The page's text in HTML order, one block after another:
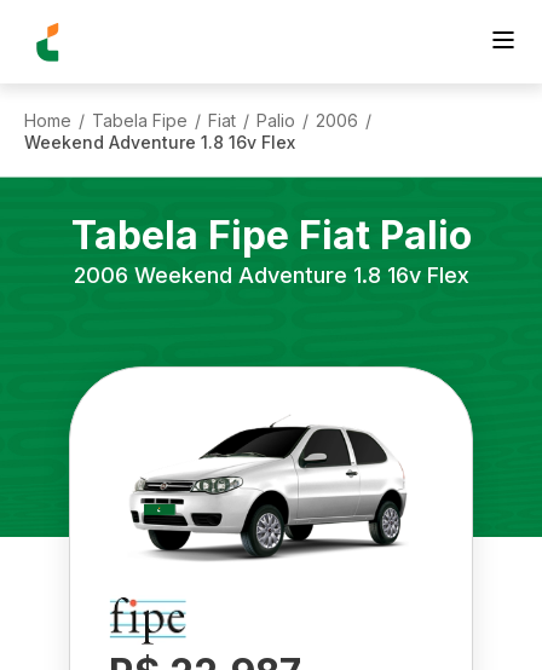
Home / Tabela Fipe / Fiat / Palio / 2006 /
Weekend Adventure 1.8 16v Flex
Tabela Fipe Fiat Palio
2006 Weekend Adventure 1.8 16v Flex